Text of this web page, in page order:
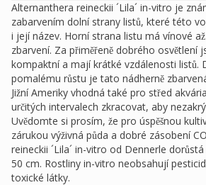
Alternanthera reineckii ´Lila´ in-vitro je
zabarvením dolní strany listů, které této
i její název. Horní strana listu má vínové
zbarvení. Za přiměřeně dobrého osvětlení
kompaktní a mají krátké vzdálenosti listů.
pomalému růstu je tato nádherně
Jižní Ameriky vhodná také pro střed
určitých intervalech zkracovat, aby
Uvědomte si prosím, že pro úspěšnou
zárukou výživná půda a dobré zásobení
reineckii ´Lila´ in-vitro od Dennerle
50 cm. Rostliny in-vitro neobsahují
toxické látky.